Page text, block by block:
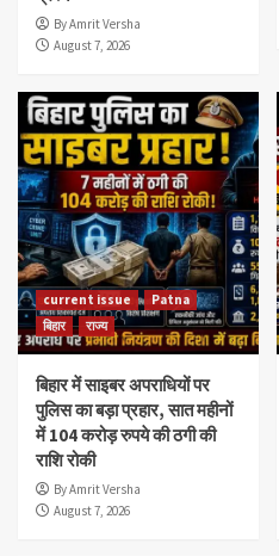
By Amrit Versha
August 7, 2026
current issue
Patna
बिहार
राज्य
बिहार में साइबर अपराधियों पर
पुलिस का बड़ा प्रहार, सात महीनों
में 104 करोड़ रुपये की ठगी की
राशि रोकी
By Amrit Versha
August 7, 2026